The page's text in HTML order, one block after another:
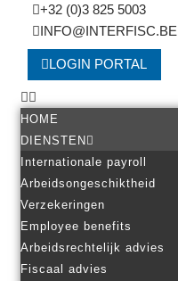
+32 (0)3 825 5003
INFO@INTERFISC.BE
LOGIN PORTAL
HOME
DIENSTEN
Internationale payroll
Arbeidsongeschiktheid
Verzekeringen
Employee benefits
Arbeidsrechtelijk advies
Fiscaal advies